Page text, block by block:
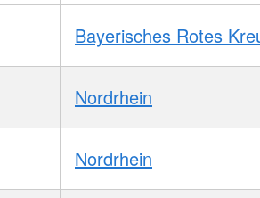
Bayerisches Rotes
Nordrhein
Nordrhein